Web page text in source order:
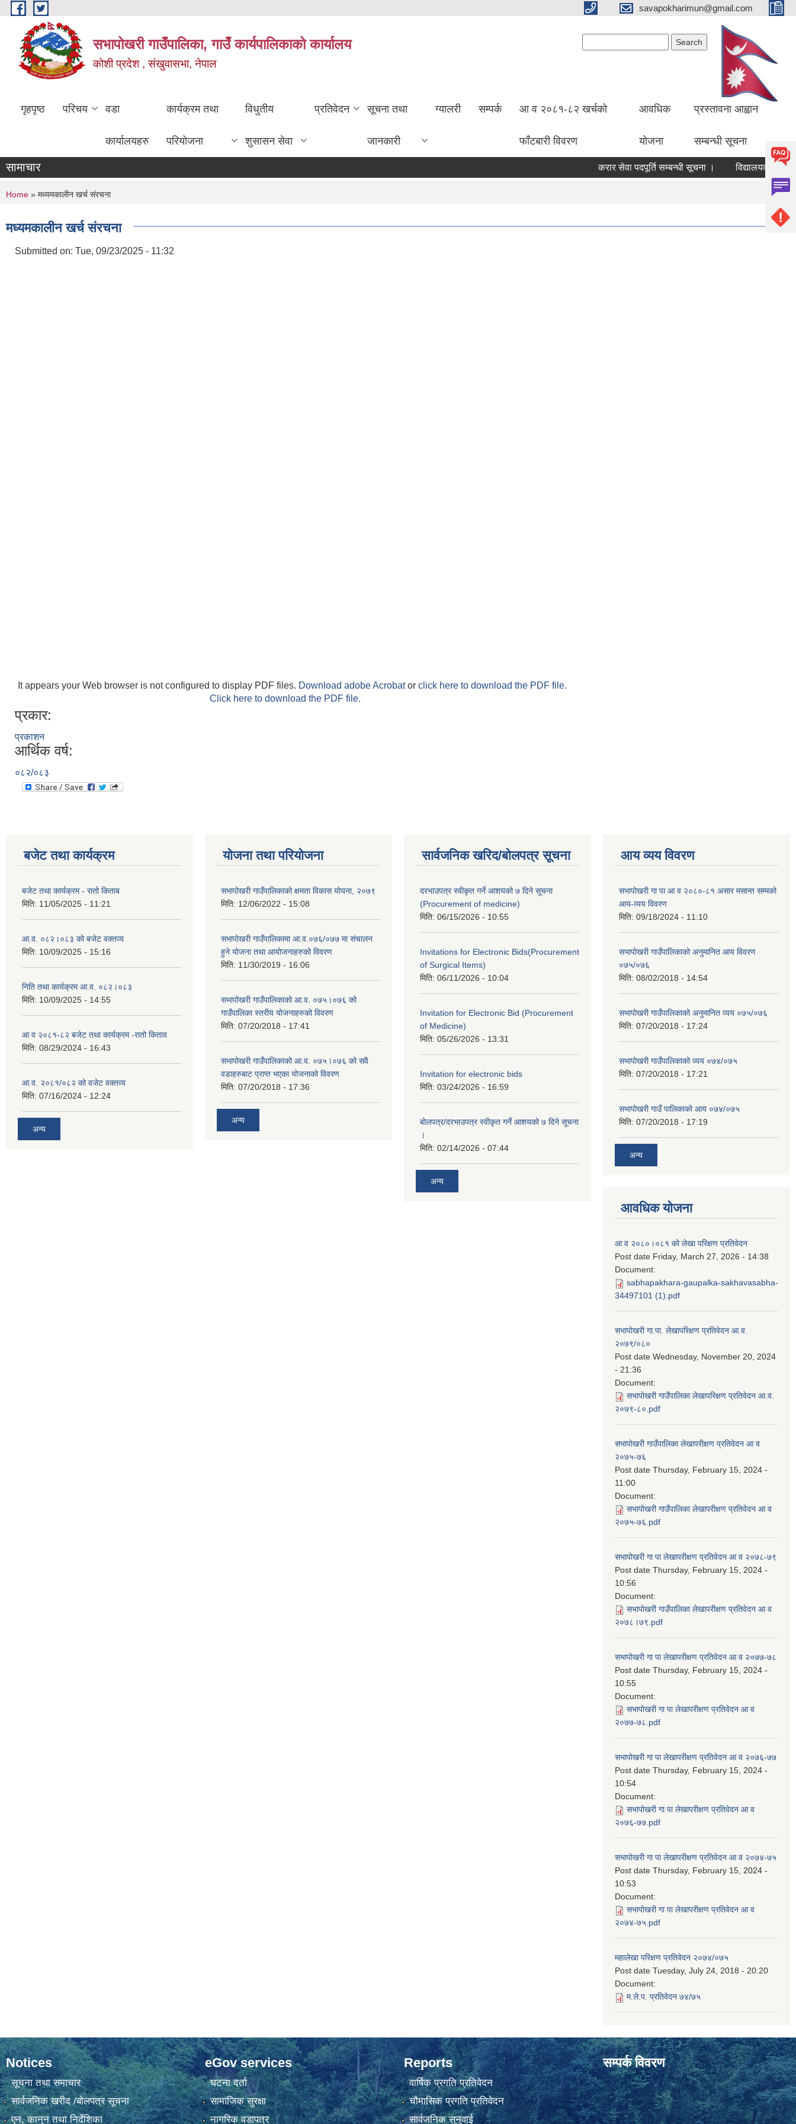
Skip to main content savapokharimun@gmail.com
सभापोखरी गाउँपालिका, गाउँ कार्यपालिकाको कार्यालय
कोशी प्रदेश , संखुवासभा, नेपाल
गृहपृष्ठ परिचय वडा
कार्यालयहरु
कार्यक्रम तथा
परियोजना
विधुतीय
शुसासन सेवा
प्रतिवेदन सूचना तथा
जानकारी
ग्यालरी सम्पर्क आ व २०८१-८२ खर्चको
फाँटबारी विवरण
आवधिक
योजना
प्रस्तावना आह्वान
सम्बन्धी सूचना
सामाचार करार सेवा पदपूर्ति सम्बन्धी सूचना ।
You are here
Home » मध्यमकालीन खर्च संरचना
मध्यमकालीन खर्च संरचना
Submitted on: Tue, 09/23/2025 - 11:32
It appears your Web browser is not configured to display PDF files. Download adobe Acrobator click here to download the PDF file.
Click here to download the PDF file.
प्रकार:
प्रकाशन
आर्थिक वर्ष:
०८२/०८३
बजेट तथा कार्यक्रम
बजेट तथा कार्यक्रम - रातो किताब
मिति: 11/05/2025 - 11:21
आ.व. ०८२।०८३ को बजेट वक्तव्य
मिति: 10/09/2025 - 15:16
निति तथा कार्यक्रम आ.व. ०८२।०८३
मिति: 10/09/2025 - 14:55
आ व २०८१-८२ बजेट तथा कार्यक्रम -रातो किताव
मिति: 08/29/2024 - 16:43
आ.व. २०८१/०८२ को वजेट वक्तव्य
मिति: 07/16/2024 - 12:24
अन्य
योजना तथा परियोजना
सभापोखरी गाउँपालिकाको क्षमता विकास योयना, २०७९
मिति: 12/06/2022 - 15:08
सभापोखरी गाउँपालिकामा आ.व.०७६/०७७ मा संचालन
हुने योजना तथा आयोजनाहरुको विवरण
मिति: 11/30/2019 - 16:06
सभापोखरी गाउँपालिकाको आ.व. ०७५।०७६ को
गाउँपालिका स्तरीय योजनाहरुको विवरण
मिति: 07/20/2018 - 17:41
सभापोखरी गाउँपालिकाको आ.व. ०७५।०७६ को सवै
वडाहरुबाट प्राप्त भएका योजनाको विवरण
मिति: 07/20/2018 - 17:36
अन्य
सार्वजनिक खरिद/बोलपत्र सूचना
दरभाउपत्र स्वीकृत गर्ने आशयको ७ दिने सूचना
(Procurement of medicine)
मिति: 06/15/2026 - 10:55
Invitations for Electronic Bids(Procurement
of Surgical Items)
मिति: 06/11/2026 - 10:04
Invitation for Electronic Bid (Procurement
of Medicine)
मिति: 05/26/2026 - 13:31
Invitation for electronic bids
मिति: 03/24/2026 - 16:59
बोलपत्र/दरभाउपत्र स्वीकृत गर्ने आशयको ७ दिने सूचना
।
मिति: 02/14/2026 - 07:44
अन्य
आय व्यय विवरण
सभापोखरी गा पा आ व २०८०-८१ असार मसान्त सम्मको
आय-व्यय विवरण
मिति: 09/18/2024 - 11:10
सभापोखरी गाउँपालिकाको अनुमानित आय विवरण
०७५/०७६
मिति: 08/02/2018 - 14:54
सभापोखरी गाउँपालिकाको अनुमानित व्यय ०७५/०७६
मिति: 07/20/2018 - 17:24
सभापोखरी गाउँपालिकाको व्यय ०७४/०७५
मिति: 07/20/2018 - 17:21
सभापोखरी गाउँ पालिकाको आय ०७४/०७५
मिति: 07/20/2018 - 17:19
अन्य
आवधिक योजना
आ व २०८०।०८१ को लेखा परिक्षण प्रतिवेदन
Post date Friday, March 27, 2026 - 14:38
Document:
sabhapakhara-gaupalka-sakhavasabha-
34497101 (1).pdf
सभापोखरी गा.पा. लेखापरिक्षण प्रतिवेदन आ.व.
२०७९/०८०
Post date Wednesday, November 20, 2024
- 21:36
Document:
सभापोखरी गाउँपालिका लेखापरिक्षण प्रतिवेदन आ.व.
२०७९-८०.pdf
सभापोखरी गाउँपालिका लेखापरीक्षण प्रतिवेदन आ व
२०७५-७६
Post date Thursday, February 15, 2024 -
11:00
Document:
सभापोखरी गाउँपालिका लेखापरीक्षण प्रतिवेदन आ व
२०७५-७६.pdf
सभापोखरी गा पा लेखापरीक्षण प्रतिवेदन आ व २०७८-७९
Post date Thursday, February 15, 2024 -
10:56
Document:
सभापोखरी गाउँपालिका लेखापरीक्षण प्रतिवेदन आ व
२०७८।७९.pdf
सभापोखरी गा पा लेखापरीक्षण प्रतिवेदन आ व २०७७-७८
Post date Thursday, February 15, 2024 -
10:55
Document:
सभापोखरी गा पा लेखापरीक्षण प्रतिवेदन आ व
२०७७-७८.pdf
सभापोखरी गा पा लेखापरीक्षण प्रतिवेदन आ व २०७६-७७
Post date Thursday, February 15, 2024 -
10:54
Document:
सभापोखरी गा पा लेखापरीक्षण प्रतिवेदन आ व
२०७६-७७.pdf
सभापोखरी गा पा लेखापरीक्षण प्रतिवेदन आ व २०७४-७५
Post date Thursday, February 15, 2024 -
10:53
Document:
सभापोखरी गा पा लेखापरीक्षण प्रतिवेदन आ व
२०७४-७५.pdf
महालेखा परिक्षण प्रतिवेदन २०७४/०७५
Post date Tuesday, July 24, 2018 - 20:20
Document:
म.ले.प. प्रतिवेदन ७४/७५
Notices
सूचना तथा समाचार
सार्वजनिक खरीद /बोलपत्र सूचना
एन, कानुन तथा निर्देशिका
eGov services
घटना दर्ता
सामाजिक सुरक्षा
नागरिक वडापत्र
Reports
वार्षिक प्रगति प्रतिवेदन
चौमासिक प्रगति प्रतिवेदन
सार्वजनिक सुनुवाई
सम्पर्क विवरण